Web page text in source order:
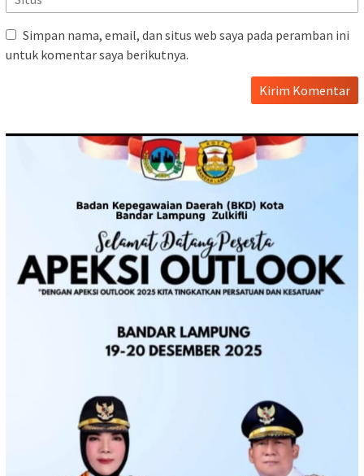
Simpan nama, email, dan situs web saya pada peramban ini
untuk komentar saya berikutnya.